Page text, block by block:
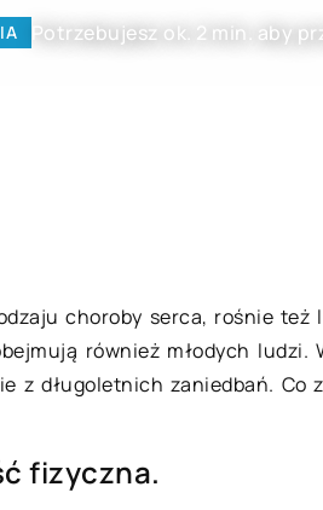
Potrzebujesz ok. 2 min. aby
choroby serca, rośnie też
również młodych ludzi.
z długoletnich zaniedbań. Co
fizyczna.
MIESZKANIE